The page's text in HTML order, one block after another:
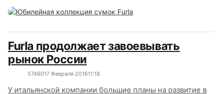
Furla продолжает завоевывать
рынок России
5746017 Февраля 201611:18
У итальянской компании большие планы на развитие в